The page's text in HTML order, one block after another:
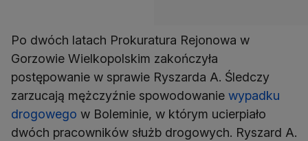
Po dwóch latach Prokuratura Rejonowa w
Gorzowie Wielkopolskim zakończyła
postępowanie w sprawie Ryszarda A. Śledczy
zarzucają mężczyźnie spowodowanie wypadku
drogowego w Boleminie, w którym ucierpiało
dwóch pracowników służb drogowych. Ryszard A.